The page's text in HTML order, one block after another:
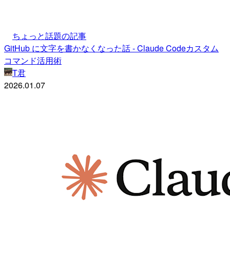
ちょっと話題の記事
GitHub に文字を書かなくなった話 - Claude Codeカスタム
コマンド活用術
T君
2026.01.07